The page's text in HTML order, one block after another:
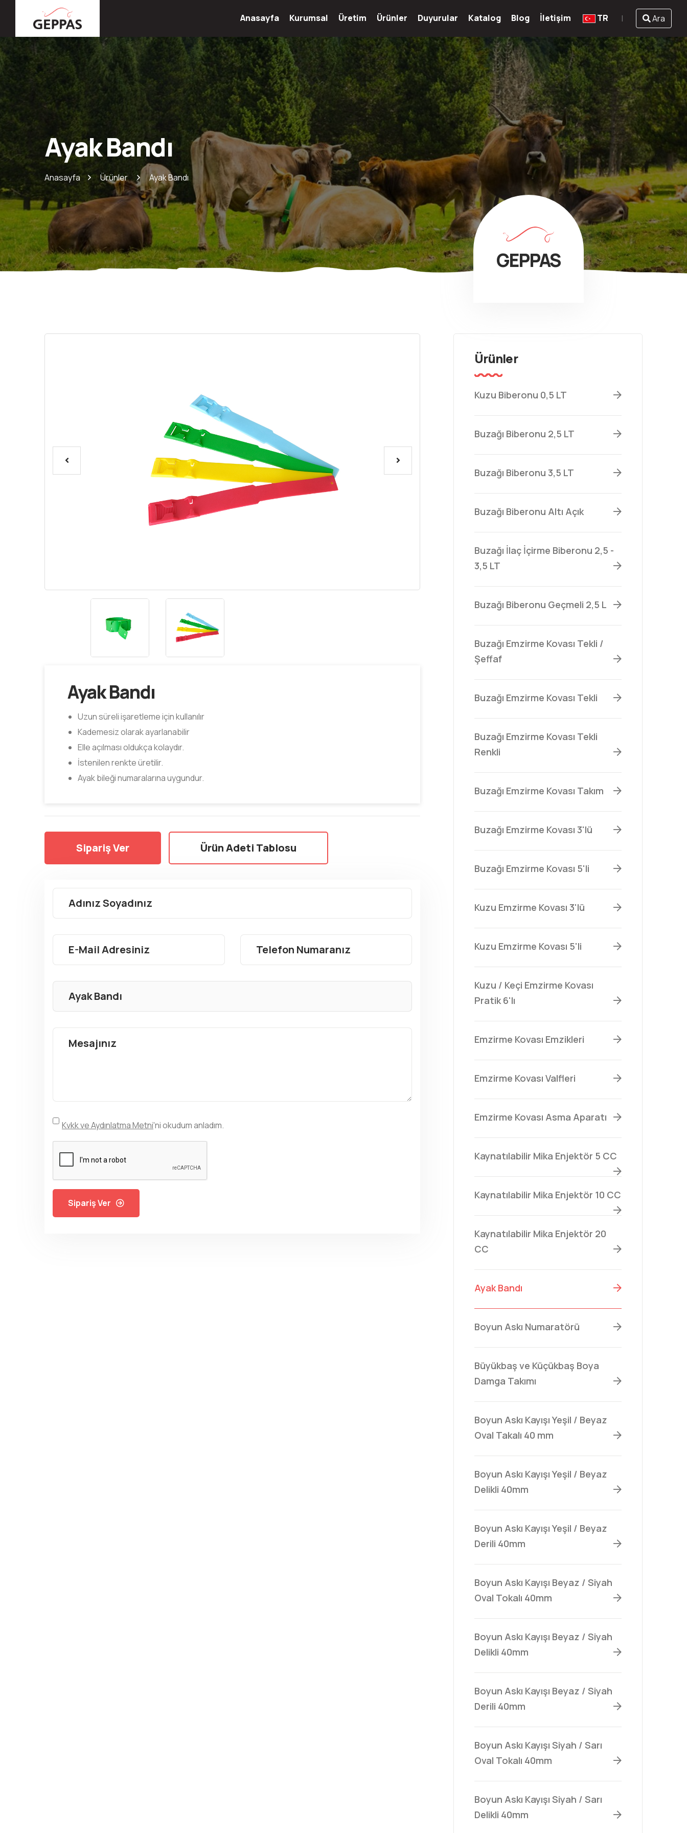
Anasayfa Kurumsal Üretim Ürünler Duyurular Katalog Blog İletişim TR Ara
GEPPAS
Ayak Bandı
Anasayfa Ürünler Ayak Bandı
Ayak Bandı
Uzun süreli işaretleme için kullanılır
Kademesiz olarak ayarlanabilir
Elle açılması oldukça kolaydır.
İstenilen renkte üretilir.
Ayak bileği numaralarına uygundur.
Sipariş Ver Ürün Adeti Tablosu
Kvkk ve Aydınlatma Metni'ni okudum anladım.
Sipariş Ver
Ürünler
Kuzu Biberonu 0,5 LT
Buzağı Biberonu 2,5 LT
Buzağı Biberonu 3,5 LT
Buzağı Biberonu Altı Açık
Buzağı İlaç İçirme Biberonu 2,5 -
3,5 LT
Buzağı Biberonu Geçmeli 2,5 L
Buzağı Emzirme Kovası Tekli /
Şeffaf
Buzağı Emzirme Kovası Tekli
Buzağı Emzirme Kovası Tekli
Renkli
Buzağı Emzirme Kovası Takım
Buzağı Emzirme Kovası 3'lü
Buzağı Emzirme Kovası 5'li
Kuzu Emzirme Kovası 3'lü
Kuzu Emzirme Kovası 5'li
Kuzu / Keçi Emzirme Kovası
Pratik 6'lı
Emzirme Kovası Emzikleri
Emzirme Kovası Valfleri
Emzirme Kovası Asma Aparatı
Kaynatılabilir Mika Enjektör 5 CC
Kaynatılabilir Mika Enjektör 10 CC
Kaynatılabilir Mika Enjektör 20
CC
Ayak Bandı
Boyun Askı Numaratörü
Büyükbaş ve Küçükbaş Boya
Damga Takımı
Boyun Askı Kayışı Yeşil / Beyaz
Oval Takalı 40 mm
Boyun Askı Kayışı Yeşil / Beyaz
Delikli 40mm
Boyun Askı Kayışı Yeşil / Beyaz
Derili 40mm
Boyun Askı Kayışı Beyaz / Siyah
Oval Tokalı 40mm
Boyun Askı Kayışı Beyaz / Siyah
Delikli 40mm
Boyun Askı Kayışı Beyaz / Siyah
Derili 40mm
Boyun Askı Kayışı Siyah / Sarı
Oval Tokalı 40mm
Boyun Askı Kayışı Siyah / Sarı
Delikli 40mm